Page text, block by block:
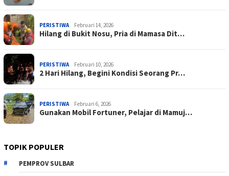
PERISTIWA Februari 14, 2026
Hilang di Bukit Nosu, Pria di Mamasa Dit…
PERISTIWA Februari 10, 2026
2 Hari Hilang, Begini Kondisi Seorang Pr…
PERISTIWA Februari 6, 2026
Gunakan Mobil Fortuner, Pelajar di Mamuj…
TOPIK POPULER
PEMPROV SULBAR